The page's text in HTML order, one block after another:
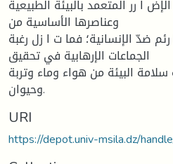
ا رر المتعمد بالبیئة الطبیعیة
وعناصرها الأساسیة من
ضدّ الإنسانیة؛ فما ت ا زل رغبة
الجماعات الإرهابیة في تحقیق
البیئة من هواء وماء وتربة
وحیوان.
URI
https://depot.univ-msila.dz/